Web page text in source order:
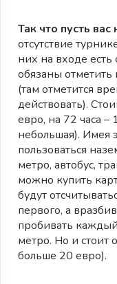
Так что пусть вас
отсутствие
них на входе
обязаны
(там отметится
действовать).
евро, на 72 часа –
небольшая). Имея
пользоваться
метро, автобус,
можно купить
будут
первого, а
пробивать
метро. Но и стоит
больше 20 евро).